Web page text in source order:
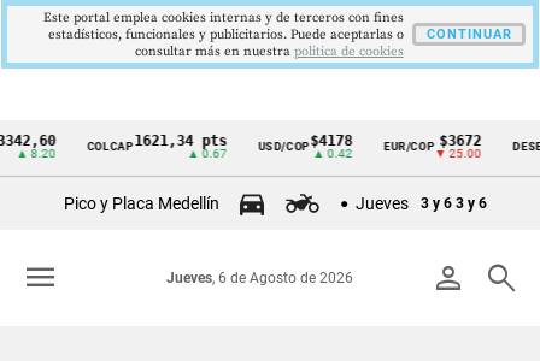
Cintillo
Colombia
COLCAP1621,34 pts USD/COP$4178
▲ 0.42
EUR/COP $3672
▼ 25.00
DESEMPLEO
Pico y Placa Medellín Jueves 3 y 6 3 y 6
person search
Jueves, 6 de Agosto de 2026
menu
Este portal emplea cookies internas y de terceros con fines
estadísticos, funcionales y publicitarios. Puede aceptarlas o
consultar más en nuestra politica de cookies
CONTINUAR